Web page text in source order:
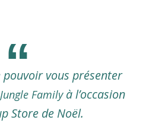
pouvoir vous présenter
Family à l’occasion
Store de Noël.